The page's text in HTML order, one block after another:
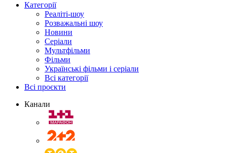
Категорії
Реаліті-шоу
Розважальні шоу
Новини
Серіали
Мультфільми
Фільми
Українські фільми і серіали
Всі категорії
Всі проєкти
Канали